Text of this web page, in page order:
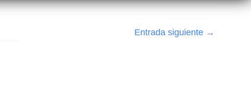
Entrada siguiente →